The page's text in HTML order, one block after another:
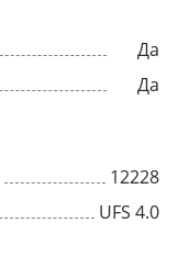
Да
Да
12228
UFS 4.0